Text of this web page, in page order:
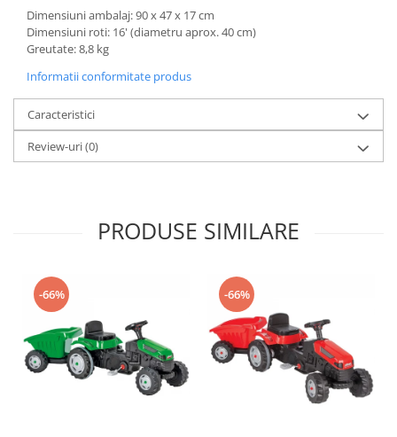
Vektory
Viga Toys
Zoch
Dimensiuni ambalaj: 90 x 47 x 17 cm
Dimensiuni roti: 16' (diametru aprox. 40 cm)
Greutate: 8,8 kg
Informatii conformitate produs
Caracteristici
Review-uri(0)
PRODUSE SIMILARE
-66% -66%